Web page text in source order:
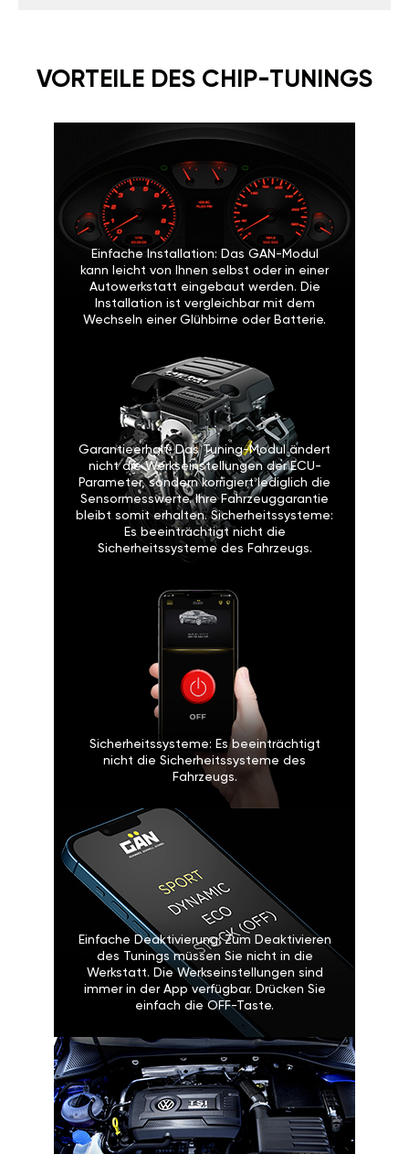
VORTEILE DES CHIP-TUNINGS
Einfache Installation: Das GAN-Modul
kann leicht von Ihnen selbst oder in einer
Autowerkstatt eingebaut werden. Die
Installation ist vergleichbar mit dem
Wechseln einer Glühbirne oder Batterie.
Garantieerhalt: Das Tuning-Modul ändert
nicht die Werkseinstellungen der ECU-
Parameter, sondern korrigiert lediglich die
Sensormesswerte. Ihre Fahrzeuggarantie
bleibt somit erhalten. Sicherheitssysteme:
Es beeinträchtigt nicht die
Sicherheitssysteme des Fahrzeugs.
Sicherheitssysteme: Es beeinträchtigt
nicht die Sicherheitssysteme des
Fahrzeugs.
Einfache Deaktivierung: Zum Deaktivieren
des Tunings müssen Sie nicht in die
Werkstatt. Die Werkseinstellungen sind
immer in der App verfügbar. Drücken Sie
einfach die OFF-Taste.